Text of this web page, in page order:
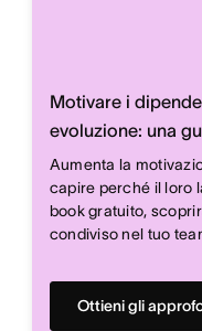
Motivare i
evoluzione: una
Aumenta la
capire perché il loro
book gratuito,
condiviso nel tuo
Ottieni gli